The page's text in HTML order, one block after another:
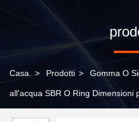
Casa. > Prodotti > Gomma O
all'acqua SBR O Ring Dimensioni